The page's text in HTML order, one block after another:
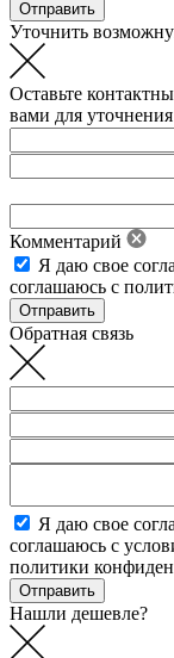
Уточнить
Оставьте
вами для уточнения
Комментарий
Я даю свое
соглашаюсь с
Обратная связь
Я даю свое
соглашаюсь с
политики
Нашли дешевле?